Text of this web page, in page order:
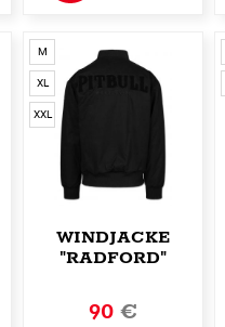
M
XL
XXL
WINDJACKE
"RADFORD"
90€